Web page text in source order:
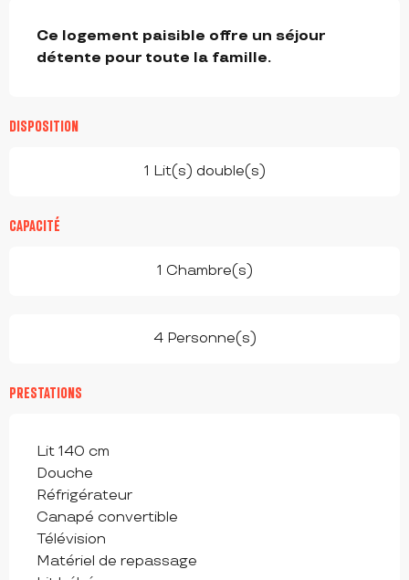
Ce logement paisible offre un séjour
détente pour toute la famille.
DISPOSITION
1 Lit(s) double(s)
CAPACITÉ
1 Chambre(s)
4 Personne(s)
PRESTATIONS
Lit 140 cm
Douche
Réfrigérateur
Canapé convertible
Télévision
Matériel de repassage